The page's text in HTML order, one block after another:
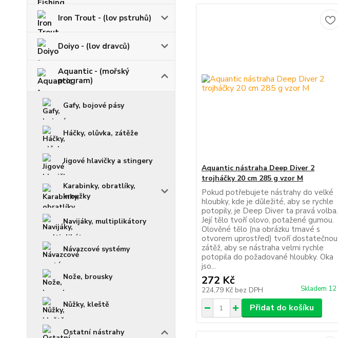
Iron Trout - (lov pstruhů)
Doiyo - (lov dravců)
Aquantic - (mořský
program)
Gafy, bojové pásy
Háčky, olůvka, zátěže
Jigové hlavičky a stingery
Karabinky, obratlíky,
kroužky
Navijáky, multiplikátory
Návazcové systémy
Nože, brousky
Nůžky, kleště
Ostatní nástrahy
Aquantic nástraha Deep Diver 2
trojháčky 20 cm 285 g vzor M
Pokud potřebujete nástrahy do velké
hloubky, kde je důležité, aby se rychle
potopily, je Deep Diver ta pravá volba.
Její tělo tvoří olovo, potažené gumou.
Olověné tělo (na obrázku tmavé s
otvorem uprostřed) tvoří dostatečnou
zátěž, aby se nástraha velmi rychle
potopila do požadované hloubky. Oka
jso...
272 Kč
224,79 Kč bez DPH Skladem 12
Přidat do košíku